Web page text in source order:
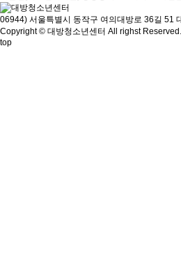
06944) 서울특별시 동작구 여의대방로 36길 51
Copyright © 대방청소년센터 All righst Reserved.
top